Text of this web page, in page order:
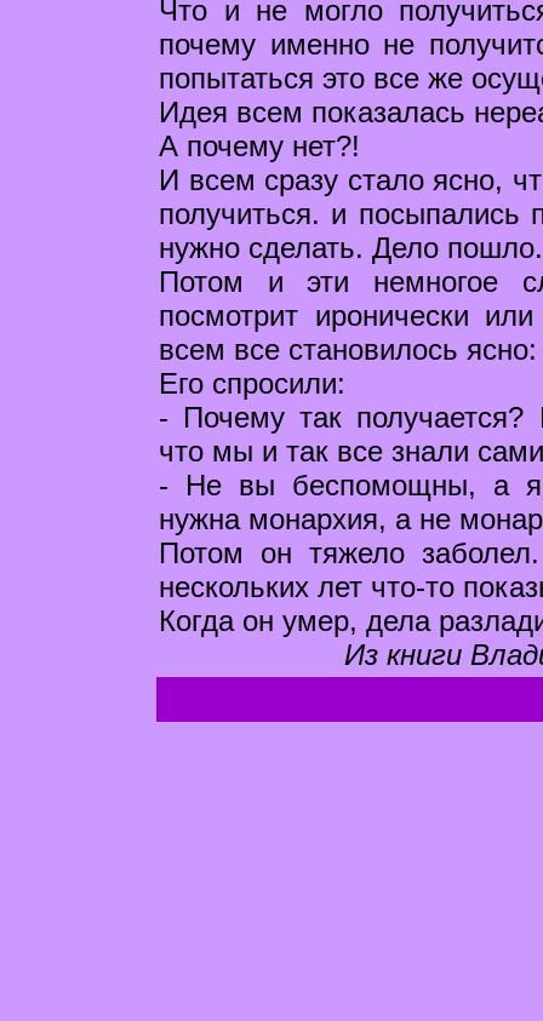
Что и не могло
почему именно не
попытаться это все же
Идея всем показалась
А почему нет?!
И всем сразу стало ясно,
получиться. и посыпались
нужно сделать. Дело пошло.
Потом и эти немногое
посмотрит иронически
всем все становилось
Его спросили:
- Почему так
что мы и так все знали
- Не вы беспомощны, а я
нужна монархия, а не
Потом он тяжело
нескольких лет что-то
Когда он умер, дела
Из книги